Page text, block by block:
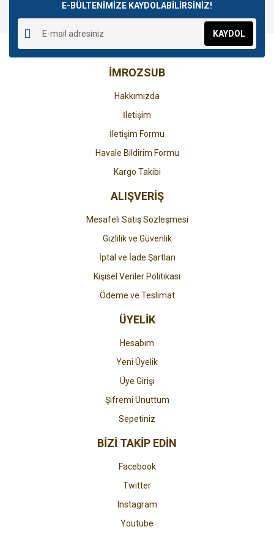
Yorum Yaz
Ürün resmi kalitesiz, bozuk veya görüntülenemiyor.
Ürün açıklamasında eksik bilgiler bulunuyor.
Ürün bilgilerinde hatalar bulunuyor.
Ürün fiyatı diğer sitelerden daha pahalı.
Gönder
E-BÜLTENİMİZE KAYDOLABİLİRSİNİZ!
KAYDOL
İMROZSUB
Hakkımızda
İletişim
İletişim Formu
Havale Bildirim Formu
Kargo Takibi
ALIŞVERİŞ
Mesafeli Satış Sözleşmesi
Gizlilik ve Güvenlik
İptal ve İade Şartları
Kişisel Veriler Politikası
Ödeme ve Teslimat
ÜYELİK
Hesabım
Yeni Üyelik
Üye Girişi
Şifremi Unuttum
Sepetiniz
BİZİ TAKİP EDİN
Facebook
Twitter
Instagram
Youtube